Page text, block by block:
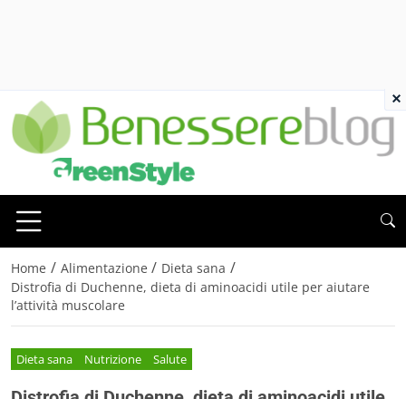
Home / Alimentazione / Dieta sana /
Distrofia di Duchenne, dieta di aminoacidi utile per aiutare
l’attività muscolare
Dieta sana Nutrizione Salute
×